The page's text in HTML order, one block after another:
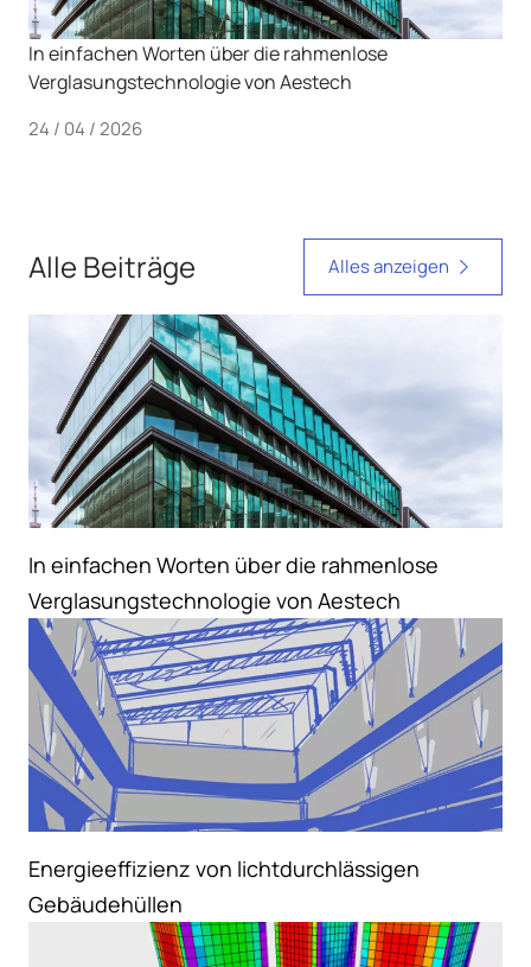
In einfachen Worten über die rahmenlose
Verglasungstechnologie von Aestech
24 / 04 / 2026
Alle Beiträge Alles anzeigen
In einfachen Worten über die rahmenlose
Verglasungstechnologie von Aestech
Energieeffizienz von lichtdurchlässigen
Gebäudehüllen